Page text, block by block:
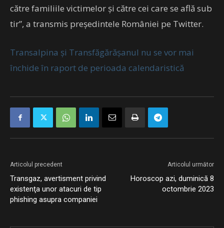
către familiile victimelor și către cei care se află sub
tir”, a transmis președintele României pe Twitter.
Transalpina și Transfăgărășanul nu se vor mai
închide în raport de perioada calendaristică
Articolul precedent
Transgaz, avertisment privind
existenţa unor atacuri de tip
phishing asupra companiei
Articolul următor
Horoscop azi, duminică 8
octombrie 2023